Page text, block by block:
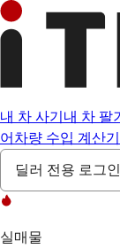
내 차 사기 내 차 팔기
어 차량 수입 계산기
딜러 전용 로그인
실매물